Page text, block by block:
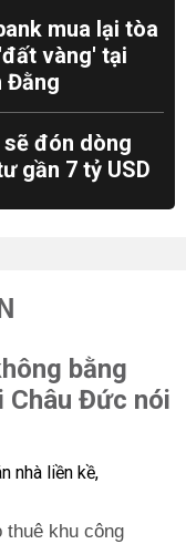
mua lại tòa
vàng' tại
Đằng
sẽ đón dòng
gần 7 tỷ USD
bằng
Châu Đức nói
thuê khu công